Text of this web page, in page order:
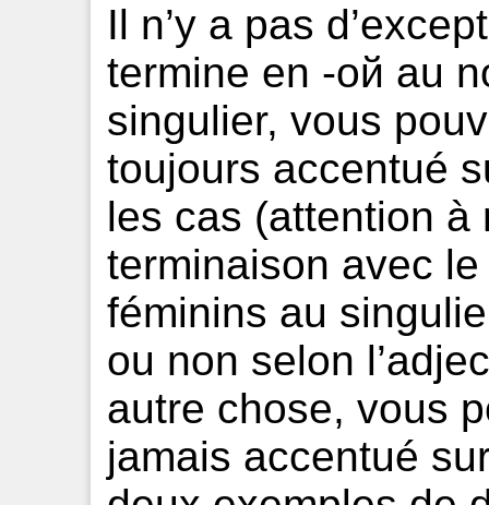
Il n’y a pas
termine en -ой au
singulier, vous
toujours accentué
les cas (attention à
terminaison avec
féminins au
ou non selon
autre chose, vous
jamais accentué